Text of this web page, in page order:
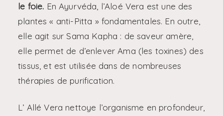
le foie. En Ayurvéda, l’Aloé Vera est une des
plantes « anti-Pitta » fondamentales. En outre,
elle agit sur Sama Kapha : de saveur amère,
elle permet de d’enlever Ama (les toxines) des
tissus, et est utilisée dans de nombreuses
thérapies de purification.
L’ Allé Vera nettoye l’organisme en profondeur,